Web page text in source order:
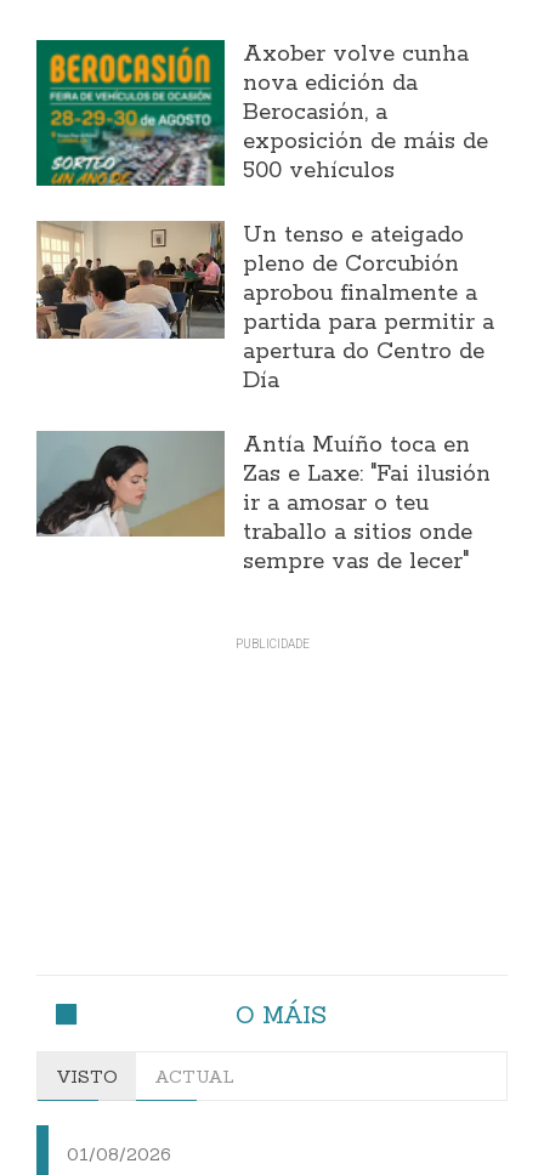
Axober volve cunha
nova edición da
Berocasión, a
exposición de máis de
500 vehículos
Un tenso e ateigado
pleno de Corcubión
aprobou finalmente a
partida para permitir a
apertura do Centro de
Día
Antía Muíño toca en
Zas e Laxe: "Fai ilusión
ir a amosar o teu
traballo a sitios onde
sempre vas de lecer"
O MÁIS
VISTO ACTUAL
01/08/2026